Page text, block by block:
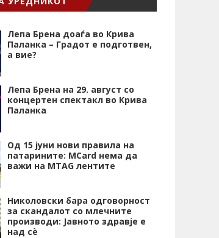
Лепа Брена доаѓа во Крива
Паланка – Градот е подготвен,
а вие?
Лепа Брена на 29. август со
концертен спектакл во Крива
Паланка
Од 15 јуни нови правила на
патарините: MCard нема да
важи на MTAG лентите
Николовски бара одговорност
за скандалот со млечните
производи: Јавното здравје е
над сѐ